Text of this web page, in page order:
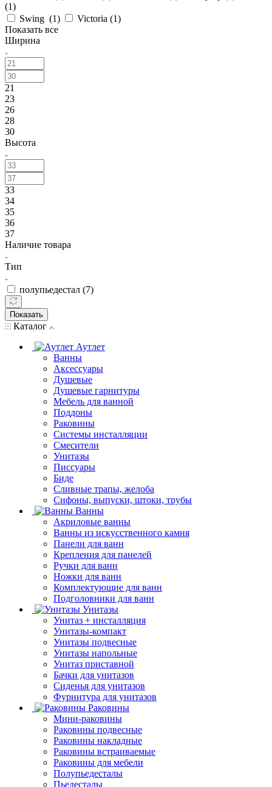
(1)
Swing (1) Victoria (1)
Показать все
Ширина
21
23
26
28
30
Высота
33
34
35
36
37
Наличие товара
Тип
полупьедестал (7)
Показать
Каталог
Аутлет
Ванны
Аксессуары
Душевые
Душевые гарнитуры
Мебель для ванной
Поддоны
Раковины
Системы инсталляции
Смесители
Унитазы
Писсуары
Биде
Сливные трапы, желоба
Сифоны, выпуски, штоки, трубы
Ванны
Акриловые ванны
Ванны из искусственного камня
Панели для ванн
Крепления для панелей
Ручки для ванн
Ножки для ванн
Комплектующие для ванн
Подголовники для ванн
Унитазы
Унитаз + инсталляция
Унитазы-компакт
Унитазы подвесные
Унитазы напольные
Унитаз приставной
Бачки для унитазов
Сиденья для унитазов
Фурнитура для унитазов
Раковины
Мини-раковины
Раковины подвесные
Раковины накладные
Раковины встраиваемые
Раковины для мебели
Полупьедесталы
Пьедесталы